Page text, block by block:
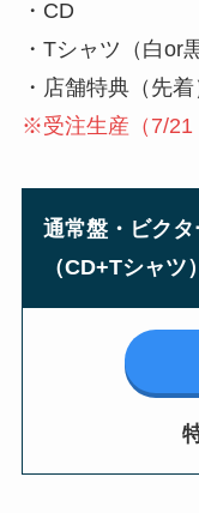
・CD
・Tシャツ（白or
・店舗特典（先着
※受注生産（7/21
通常盤・ ビク
（CD+Tシャツ）